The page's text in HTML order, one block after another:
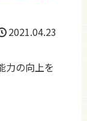
2021.04.23
力の向上を